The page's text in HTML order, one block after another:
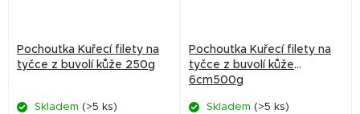
Pochoutka Kuřecí filety na
tyčce z buvolí kůže 250g
Skladem (>5 ks)
Pochoutka Kuřecí filety na
tyčce z buvolí kůže
6cm500g
Skladem (>5 ks)